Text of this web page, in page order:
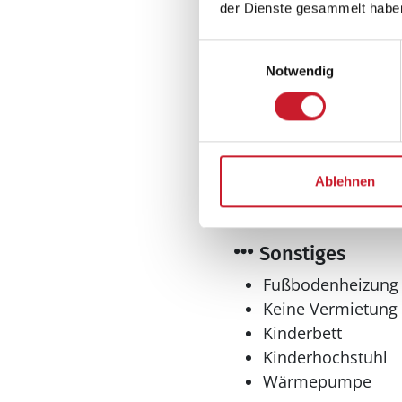
der Dienste gesammelt
Notwendig
Ablehnen
Spieleangebot
Billard
Tischfußball
Tischtennis
Sonstiges
Fußbodenheizung
Keine
Kinderbett
Kinderhochstuhl
Wärmepumpe